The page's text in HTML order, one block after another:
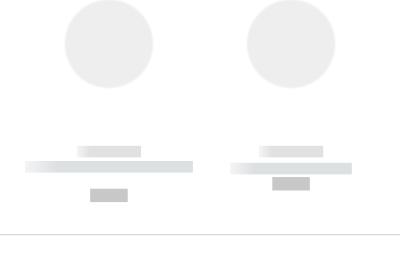
------------
----------- ----------- --------
------------
----------- -----------